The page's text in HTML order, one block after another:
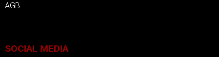
AGB
SOCIAL MEDIA